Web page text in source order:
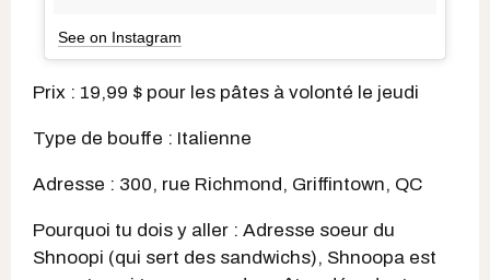
See on Instagram
Prix : 19,99 $ pour les pâtes à volonté le jeudi
Type de bouffe : Italienne
Adresse : 300, rue Richmond, Griffintown, QC
Pourquoi tu dois y aller : Adresse soeur du
Shnoopi (qui sert des sandwichs), Shnoopa est